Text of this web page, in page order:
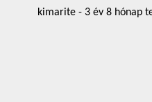
kimarite - 3 év 8 hónap